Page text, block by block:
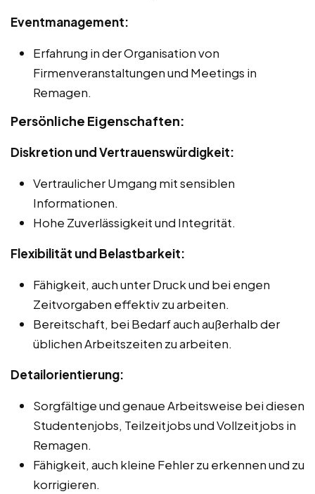
Eventmanagement:
Erfahrung in der Organisation von
Firmenveranstaltungen und Meetings in
Remagen.
Persönliche Eigenschaften:
Diskretion und Vertrauenswürdigkeit:
Vertraulicher Umgang mit sensiblen
Informationen.
Hohe Zuverlässigkeit und Integrität.
Flexibilität und Belastbarkeit:
Fähigkeit, auch unter Druck und bei engen
Zeitvorgaben effektiv zu arbeiten.
Bereitschaft, bei Bedarf auch außerhalb der
üblichen Arbeitszeiten zu arbeiten.
Detailorientierung:
Sorgfältige und genaue Arbeitsweise bei diesen
Studentenjobs, Teilzeitjobs und Vollzeitjobs in
Remagen.
Fähigkeit, auch kleine Fehler zu erkennen und zu
korrigieren.